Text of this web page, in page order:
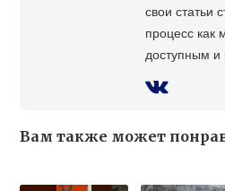
свои статьи
процесс как
доступным
Вам также может